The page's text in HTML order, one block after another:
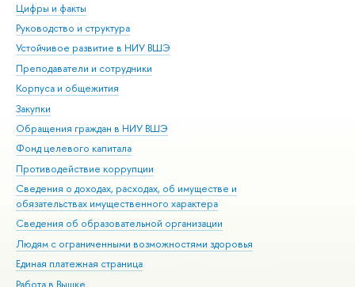
Цифры и факты
Руководство и структура
Устойчивое развитие в НИУ ВШЭ
Преподаватели и сотрудники
Корпуса и общежития
Закупки
Обращения граждан в НИУ ВШЭ
Фонд целевого капитала
Противодействие коррупции
Сведения о доходах, расходах, об имуществе и
обязательствах имущественного характера
Сведения об образовательной организации
Людям с ограниченными возможностями здоровья
Единая платежная страница
Работа в Вышке